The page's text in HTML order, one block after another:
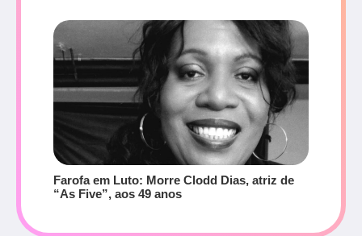
Farofa em Luto: Morre Clodd Dias, atriz de
“As Five”, aos 49 anos